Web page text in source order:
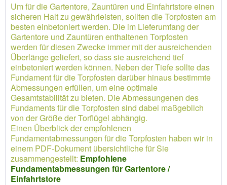
Um für die Gartentore, Zauntüren und Einfahrtstore einen
sicheren Halt zu gewährleisten, sollten die Torpfosten am
besten einbetoniert werden. Die im Lieferumfang der
Gartentore und Zauntüren enthaltenen Torpfosten
werden für diesen Zwecke immer mit der ausreichenden
Überlänge geliefert, so dass sie ausreichend tief
einbetoniert werden können. Neben der Tiefe sollte das
Fundament für die Torpfosten darüber hinaus bestimmte
Abmessungen erfüllen, um eine optimale
Gesamtstabilität zu bieten. Die Abmessungenen des
Fundaments für die Torpfosten sind dabei maßgeblich
von der Größe der Torflügel abhängig.
Einen Überblick der empfohlenen
Fundamentabmessungen für die Torpfosten haben wir in
einem PDF-Dokument übersichtliche für Sie
zusammengestellt: Empfohlene
Fundamentabmessungen für Gartentore /
Einfahrtstore